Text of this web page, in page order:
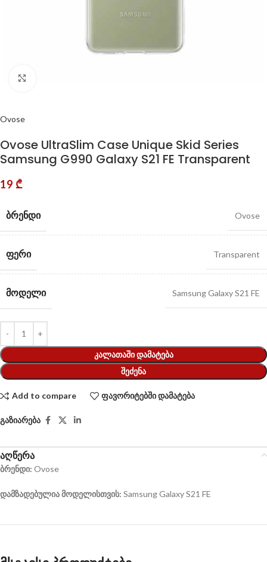
Ovose
Ovose UltraSlim Case Unique Skid Series
Samsung G990 Galaxy S21 FE Transparent
19 ₾
ᲑᲠᲔᲜᲓᲘ Ovose
ᲤᲔᲠᲘ Transparent
ᲛᲝᲓᲔᲚᲘ Samsung Galaxy S21 FE
ᲙᲐᲚᲐᲗᲐᲨᲘ ᲓᲐᲛᲐᲢᲔᲑᲐ
ᲨᲔᲫᲔᲜᲐ
Add to compare ფავორიტებში დამატება
გაზიარება
აღწერა
ბრენდი: Ovose
დამზადებულია მოდელისთვის: Samsung Galaxy S21 FE